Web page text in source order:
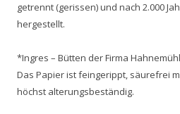
getrennt (gerissen) und nach 2.000
hergestellt.
*Ingres – Bütten der Firma
Das Papier ist feingerippt, säurefrei
höchst alterungsbeständig.